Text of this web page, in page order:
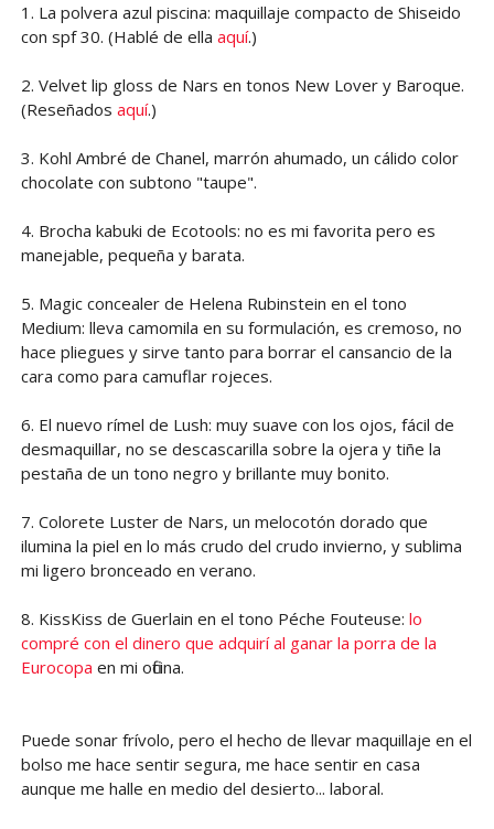
1. La polvera azul piscina: maquillaje compacto de Shiseido
con spf 30. (Hablé de ella aquí.)
2. Velvet lip gloss de Nars en tonos New Lover y Baroque.
(Reseñados aquí.)
3. Kohl Ambré de Chanel, marrón ahumado, un cálido color
chocolate con subtono "taupe".
4. Brocha kabuki de Ecotools: no es mi favorita pero es
manejable, pequeña y barata.
5. Magic concealer de Helena Rubinstein en el tono
Medium: lleva camomila en su formulación, es cremoso, no
hace pliegues y sirve tanto para borrar el cansancio de la
cara como para camuflar rojeces.
6. El nuevo rímel de Lush: muy suave con los ojos, fácil de
desmaquillar, no se descascarilla sobre la ojera y tiñe la
pestaña de un tono negro y brillante muy bonito.
7. Colorete Luster de Nars, un melocotón dorado que
ilumina la piel en lo más crudo del crudo invierno, y sublima
mi ligero bronceado en verano.
8. KissKiss de Guerlain en el tono Péche Fouteuse: lo
compré con el dinero que adquirí al ganar la porra de la
Eurocopa en mi oficina.
Puede sonar frívolo, pero el hecho de llevar maquillaje en el
bolso me hace sentir segura, me hace sentir en casa
aunque me halle en medio del desierto... laboral.